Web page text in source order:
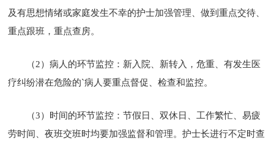
及有思想情绪或家庭发生不幸的护士加强管理、做到重点交待、
重点跟班，重点查房。
（2）病人的环节监控：新入院、新转入，危重、有发生医
疗纠纷潜在危险的`病人要重点督促、检查和监控。
（3）时间的环节监控：节假日、双休日、工作繁忙、易疲
劳时间、夜班交班时均要加强监督和管理。护士长进行不定时查